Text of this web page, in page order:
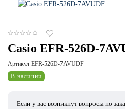
Casio EFR-526D-
Артикул EFR-526D-7AVUDF
В наличии
Если у вас возникнут вопросы по